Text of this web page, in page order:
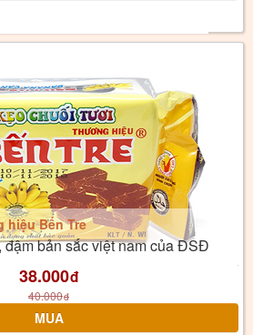
Bến Tre
đậm bản sắc việt nam của ĐSĐ
38.000đ
40.000đ